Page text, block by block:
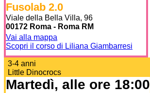
Fusolab 2.0
Viale della Bella Villa, 96
00172 Roma - Roma RM
Vai alla mappa
Scopri il corso di Liliana Giambarresi
3-4 anni
Little Dinocrocs
Martedì, alle ore 18:00